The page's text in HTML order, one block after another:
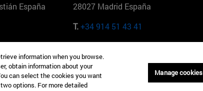
España
28027 Madrid España
T.+34 914 51 43 41
2201 Nueva York Maria-Theresia-Straße 15 81675
Múnich Alemania
information when you browse.
obtain information about your
can select the cookies you want
options. For more detailed
Manage cookies